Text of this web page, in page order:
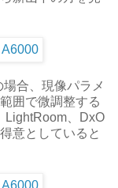
合、現像パラメ
囲で微調整する
LightRoom、DxO
意としていると